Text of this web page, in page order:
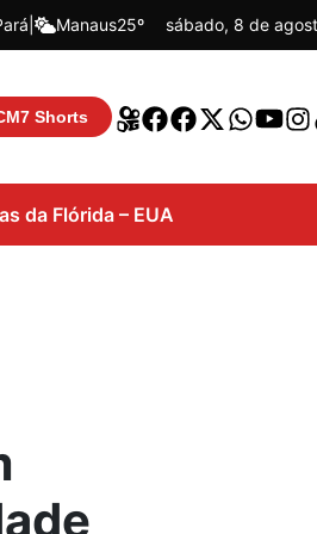
Manaus25º sábado, 8 de
Shorts
da Flórida – EUA